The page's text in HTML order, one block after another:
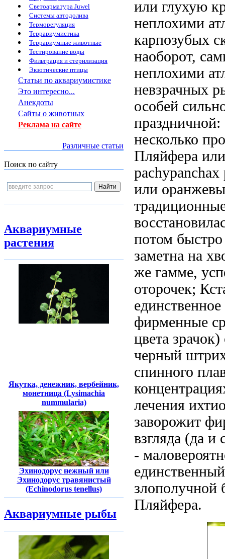
Светоарматура Juwel
Системы автодолива
Терморегуляция
Террариумистика
Террариумные животные
Тестирование воды
Фильтрация и стерилизация
Экзотические птицы
Статьи по аквариумистике
Это интересно...
Анекдоты
Сайты о животных
Реклама на сайте
Различные статьи
Поиск по сайту
Аквариумные
растения
Якутка, денежник, вербейник,
монетница (Lysimachia
nummularia)
Эхинодорус нежный или
Эхинодорус травянистый
(Echinodorus tenellus)
Аквариумные рыбы
или глухую
неплохими
карпозубых
наоборот,
неплохими
невзрачных
особей
несколько
Пляйфера
или
потом быстро
заметна на
же гамме,
оторочек;
фирменные
цвета зрачок)
черный
спинного
лечения
заворожит
взгляда (да и
-
злополучной
Пляйфера.